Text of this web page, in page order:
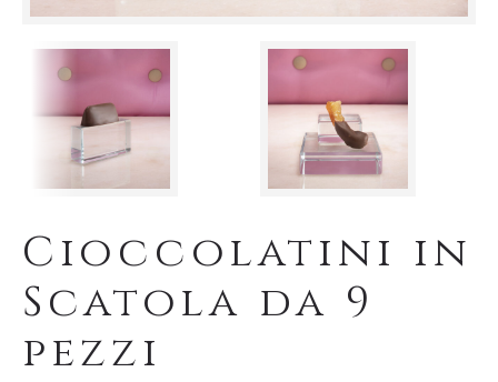
Cioccolatini in
Scatola da 9
pezzi